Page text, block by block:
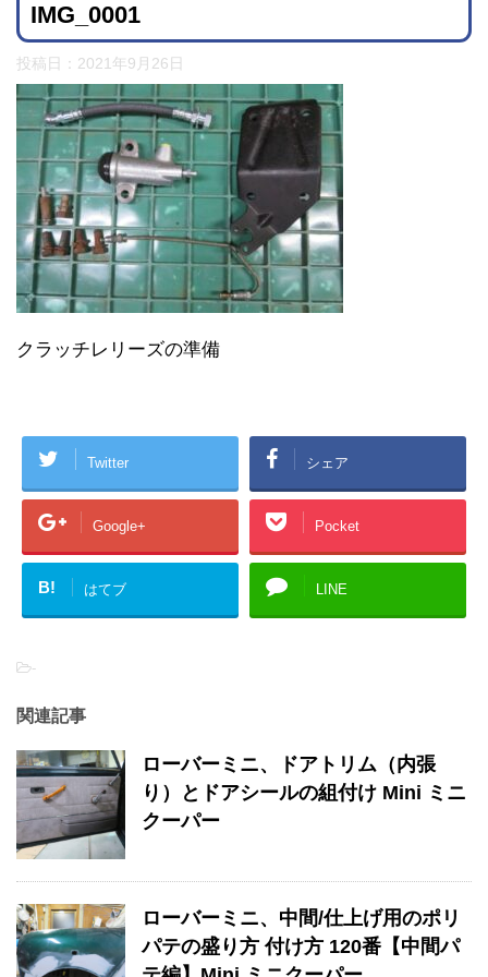
IMG_0001
投稿日： 2021年9月26日
クラッチレリーズの準備
Twitter シェア
Google+ Pocket
B! はてブ LINE
-
関連記事
ローバーミニ、ドアトリム（内張
り）とドアシールの組付け Mini ミニ
クーパー
ローバーミニ、中間/仕上げ用のポリ
パテの盛り方 付け方 120番【中間パ